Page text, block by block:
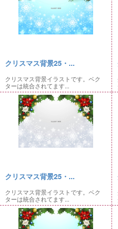
クリスマス背景25・...
クリスマス背景イラストです。ベク
ターは統合されてます...
クリスマス背景25・...
クリスマス背景イラストです。ベク
ターは統合されてます...